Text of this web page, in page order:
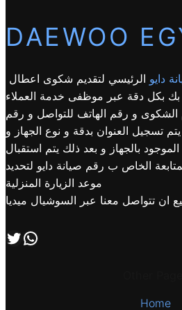
DAEWOO
دايو الرئيسي لتقديم شكوى اعطال
بك بكل دقة عبر موظفى خدمة العملاء
و رقم الهاتف للتواصل و رقم
تسجيل العنوان بدقة و نوع الجهاز و
بالجهاز و بعد ذلك يتم استقبال
الخاص ب رقم صيانة دايو لتحديد
موعد الزيارة المنزلية
ان تتواصل معنا عبر السوشيال ميديا
تابعنا علي صفحة التويتر اتصل بنا علي طريق الوتساب
Home